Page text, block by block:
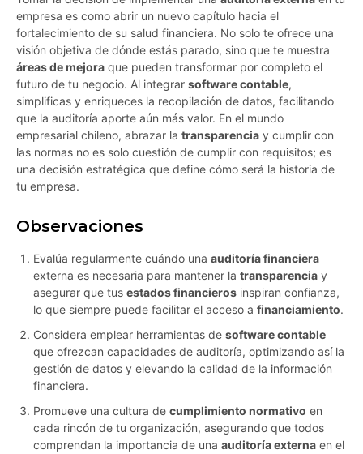
empresa es como abrir un nuevo capítulo hacia el
fortalecimiento de su salud financiera. No solo te ofrece una
visión objetiva de dónde estás parado, sino que te muestra
áreas de mejora que pueden transformar por completo el
futuro de tu negocio. Al integrar software contable,
simplificas y enriqueces la recopilación de datos, facilitando
que la auditoría aporte aún más valor. En el mundo
empresarial chileno, abrazar la transparencia y cumplir con
las normas no es solo cuestión de cumplir con requisitos; es
una decisión estratégica que define cómo será la historia de
tu empresa.
Observaciones
Evalúa regularmente cuándo una auditoría financiera
externa es necesaria para mantener la transparencia y
asegurar que tus estados financieros inspiran confianza,
lo que siempre puede facilitar el acceso a financiamiento.
Considera emplear herramientas de software contable
que ofrezcan capacidades de auditoría, optimizando así la
gestión de datos y elevando la calidad de la información
financiera.
Promueve una cultura de cumplimiento normativo en
cada rincón de tu organización, asegurando que todos
comprendan la importancia de una auditoría externa en el